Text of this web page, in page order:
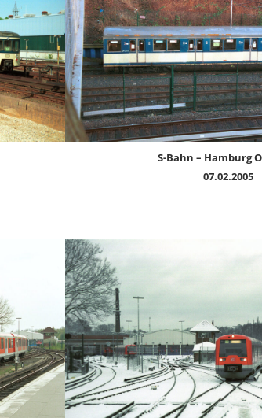
S-Bahn – Hamburg
07.02.2005